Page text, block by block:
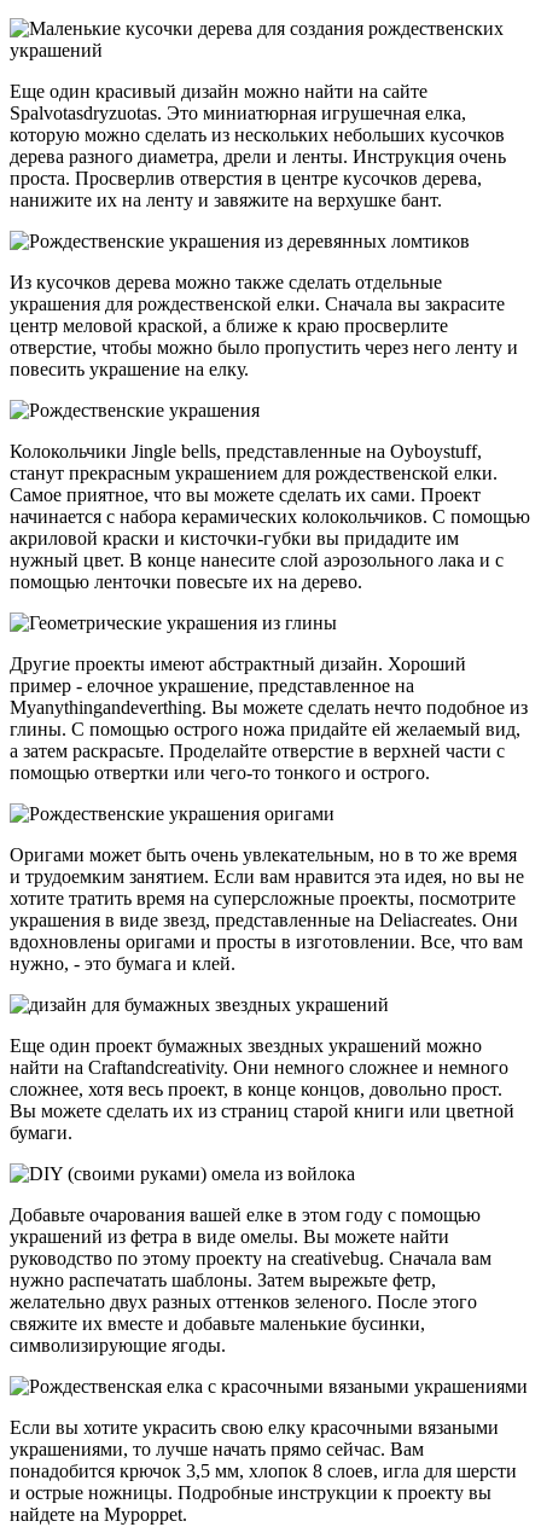
Еще один красивый дизайн можно найти на сайте
Spalvotasdryzuotas. Это миниатюрная игрушечная елка,
которую можно сделать из нескольких небольших кусочков
дерева разного диаметра, дрели и ленты. Инструкция очень
проста. Просверлив отверстия в центре кусочков дерева,
нанижите их на ленту и завяжите на верхушке бант.
Из кусочков дерева можно также сделать отдельные
украшения для рождественской елки. Сначала вы закрасите
центр меловой краской, а ближе к краю просверлите
отверстие, чтобы можно было пропустить через него ленту и
повесить украшение на елку.
Колокольчики Jingle bells, представленные на Oyboystuff,
станут прекрасным украшением для рождественской елки.
Самое приятное, что вы можете сделать их сами. Проект
начинается с набора керамических колокольчиков. С помощью
акриловой краски и кисточки-губки вы придадите им
нужный цвет. В конце нанесите слой аэрозольного лака и с
помощью ленточки повесьте их на дерево.
Другие проекты имеют абстрактный дизайн. Хороший
пример - елочное украшение, представленное на
Myanythingandeverthing. Вы можете сделать нечто подобное из
глины. С помощью острого ножа придайте ей желаемый вид,
а затем раскрасьте. Проделайте отверстие в верхней части с
помощью отвертки или чего-то тонкого и острого.
Оригами может быть очень увлекательным, но в то же время
и трудоемким занятием. Если вам нравится эта идея, но вы не
хотите тратить время на суперсложные проекты, посмотрите
украшения в виде звезд, представленные на Deliacreates. Они
вдохновлены оригами и просты в изготовлении. Все, что вам
нужно, - это бумага и клей.
Еще один проект бумажных звездных украшений можно
найти на Craftandcreativity. Они немного сложнее и немного
сложнее, хотя весь проект, в конце концов, довольно прост.
Вы можете сделать их из страниц старой книги или цветной
бумаги.
Добавьте очарования вашей елке в этом году с помощью
украшений из фетра в виде омелы. Вы можете найти
руководство по этому проекту на creativebug. Сначала вам
нужно распечатать шаблоны. Затем вырежьте фетр,
желательно двух разных оттенков зеленого. После этого
свяжите их вместе и добавьте маленькие бусинки,
символизирующие ягоды.
Если вы хотите украсить свою елку красочными вязаными
украшениями, то лучше начать прямо сейчас. Вам
понадобится крючок 3,5 мм, хлопок 8 слоев, игла для шерсти
и острые ножницы. Подробные инструкции к проекту вы
найдете на Mypoppet.